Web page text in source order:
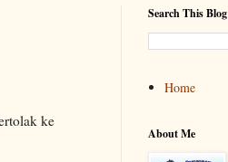
ke
Search This Blog
Home
About Me